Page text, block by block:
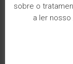
sobre o
a ler nosso